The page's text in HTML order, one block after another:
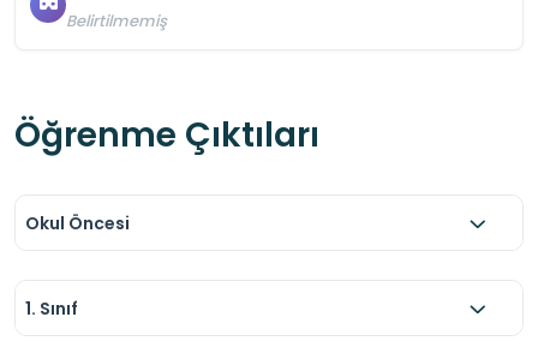
Belirtilmemiş
Öğrenme Çıktıları
Okul Öncesi
1. Sınıf